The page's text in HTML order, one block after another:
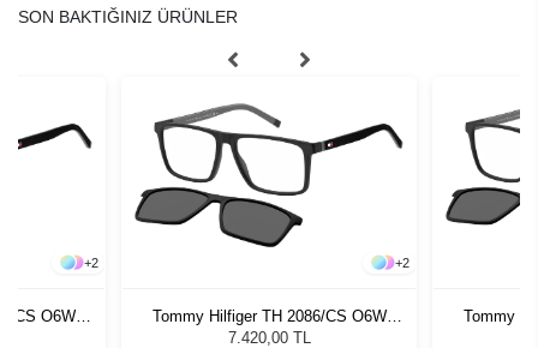
SON BAKTIĞINIZ ÜRÜNLER
+2
CS O6W
+2
Tommy Hilfiger TH 2086/CS O6W
Erkek Güneş Gözlüğü
7.420,00 TL
Tommy